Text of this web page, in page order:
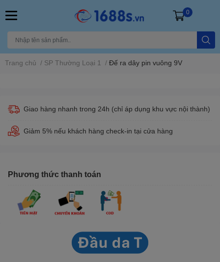
0
Trang chủ / SP Thường Loại 1 / Đế ra dây pin vuông 9V
Giao hàng nhanh trong 24h (chỉ áp dụng khu vực nội thành)
Giảm 5% nếu khách hàng check-in tại cửa hàng
Phương thức thanh toán